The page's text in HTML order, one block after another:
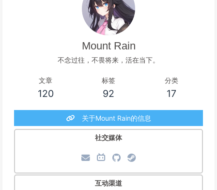
Mount Rain
不念过往，不畏将来，活在当下。
文章
120
标签
92
分类
17
关于Mount Rain的信息
社交媒体
互动渠道